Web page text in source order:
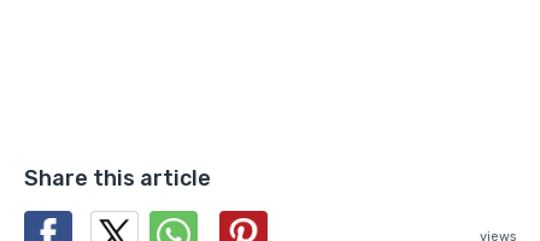
Share this article
views